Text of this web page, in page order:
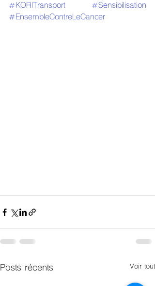
#KORITransport
#Sensibilisation
#EnsembleContreLeCancer
Posts récents Voir tout